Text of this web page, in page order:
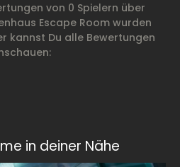
von 0 Spielern über
Escape Room wurden
kannst Du alle Bewertungen
in deiner Nähe